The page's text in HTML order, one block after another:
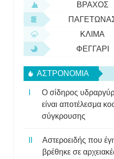
ΒΡΆΧΟΣ
ΚΛΊΜΑ
ΦΕΓΓΆΡΙ
ΑΣΤΡΟΝΟΜΊΑ
Ο σίδηρος
είναι αποτέλεσμα
σύγκρουσης
Αστεροειδής που
βρέθηκε σε